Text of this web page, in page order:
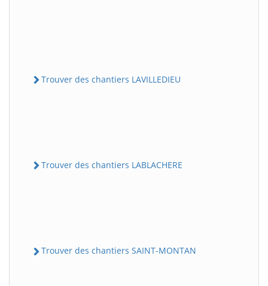
Trouver des chantiers LAVILLEDIEU
Trouver des chantiers LABLACHERE
Trouver des chantiers SAINT-MONTAN